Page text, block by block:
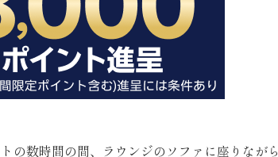
の数時間の間、ラウンジのソファに座りながら